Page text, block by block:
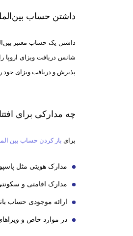
داشتن حساب
داشتن یک حساب معتبر
شانس دریافت ویزای اروپا
پذیرش و دریافت ویزای خود
چه مدارکی برای
برای باز کردن حساب بین
مدارک هویتی مثل
مدارک اقامتی و
ارائه موجودی حساب
در موارد خاص و